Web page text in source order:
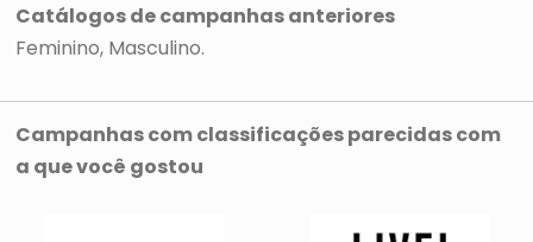
Catálogos de campanhas anteriores
Feminino Masculino
Campanhas com classificações parecidas com
a que você gostou